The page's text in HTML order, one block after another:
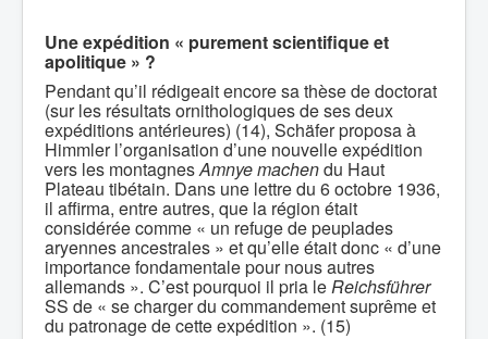
Une expédition « purement scientifique et
apolitique » ?
Pendant qu’il rédigeait encore sa thèse de doctorat
(sur les résultats ornithologiques de ses deux
expéditions antérieures) (14), Schäfer proposa à
Himmler l’organisation d’une nouvelle expédition
vers les montagnesAmnye machendu Haut
Plateau tibétain. Dans une lettre du 6 octobre 1936,
il affirma, entre autres, que la région était
considérée comme « un refuge de peuplades
aryennes ancestrales » et qu’elle était donc « d’une
importance fondamentale pour nous autres
allemands ». C’est pourquoi il pria leReichsführer
SS de « se charger du commandement suprême et
du patronage de cette expédition ». (15)